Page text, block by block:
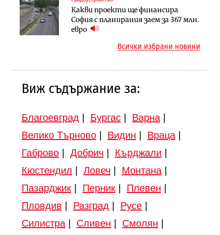
Какви проекти ще финансира
София с планирания заем за 367 млн.
евро
Градоустройство
Шест кандидата с интерес към
Вторият мост над Варненското
езеро става част от бъдещата
магистрала „Черно море“
Всички избрани новини
Виж съдържание за:
Благоевград Бургас| Варна|
Велико Търново| Видин Враца|
Габрово| Добрич Кърджали
Кюстендил
Ловеч Монтана|
Пазарджик| Перник| Плевен
Пловдив
Разград Русе|
Силистра| Сливен Смолян